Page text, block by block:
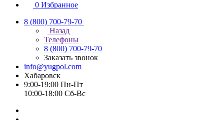
0 Избранное
8 (800) 700-79-70
Назад
Телефоны
8 (800) 700-79-70
Заказать звонок
info@yugpol.com
Хабаровск
9:00-19:00 Пн-Пт
10:00-18:00 Cб-Вс